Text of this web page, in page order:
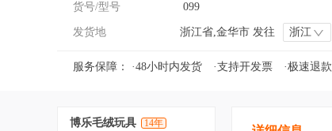
货号/型号 099
发货地 浙江省,金华市 发往 浙江
服务保障： ·48小时内发货 ·支持开发票 ·极速退款
博乐毛绒玩具 14年